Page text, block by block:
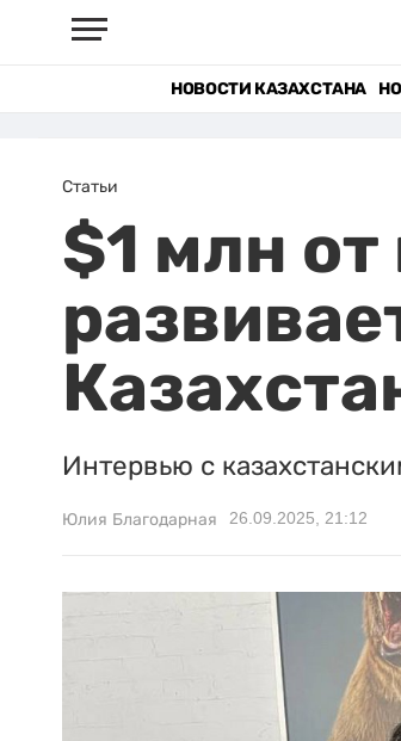
НОВОСТИ КАЗАХСТАНА
Статьи
$1 млн
Интервью с
Юлия Благодарная 26.09.2025, 21:12